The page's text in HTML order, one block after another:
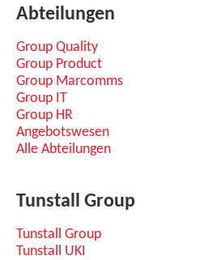
Abteilungen
Group Quality
Group Product
Group Marcomms
Group IT
Group HR
Angebotswesen
Alle Abteilungen
Tunstall Group
Tunstall Group
Tunstall UKI